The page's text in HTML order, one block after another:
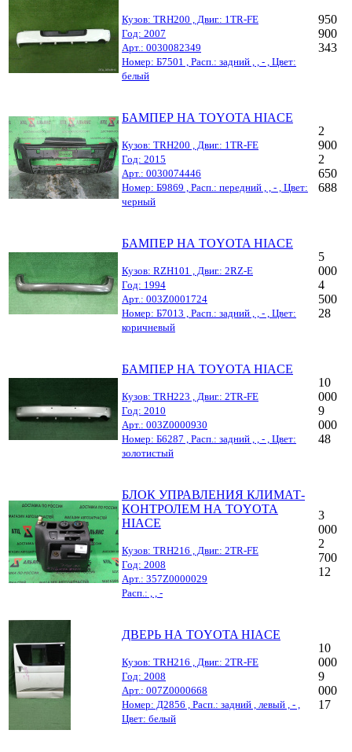
Кузов: TRH200 , Двиг.: 1TR-FE
Год: 2007
Арт.: 0030082349
Номер: Б7501 , Расп.: задний , , - , Цвет:
белый
950
900
343
БАМПЕР НА TOYOTA HIACE
Кузов: TRH200 , Двиг.: 1TR-FE
Год: 2015
Арт.: 0030074446
Номер: Б9869 , Расп.: передний , , - , Цвет:
черный
2
900
2
650
688
БАМПЕР НА TOYOTA HIACE
Кузов: RZH101 , Двиг.: 2RZ-E
Год: 1994
Арт.: 003Z0001724
Номер: Б7013 , Расп.: задний , , - , Цвет:
коричневый
5
000
4
500
28
БАМПЕР НА TOYOTA HIACE
Кузов: TRH223 , Двиг.: 2TR-FE
Год: 2010
Арт.: 003Z0000930
Номер: Б6287 , Расп.: задний , , - , Цвет:
золотистый
10
000
9
000
48
БЛОК УПРАВЛЕНИЯ КЛИМАТ-
КОНТРОЛЕМ НА TOYOTA
HIACE
Кузов: TRH216 , Двиг.: 2TR-FE
Год: 2008
Арт.: 357Z0000029
Расп.: , , -
3
000
2
700
12
ДВЕРЬ НА TOYOTA HIACE
Кузов: TRH216 , Двиг.: 2TR-FE
Год: 2008
Арт.: 007Z0000668
Номер: Д2856 , Расп.: задний , левый , - ,
Цвет: белый
10
000
9
000
17